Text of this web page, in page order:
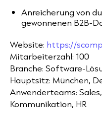
Anreicherung von
gewonnenen B2B-
Website: https://
Mitarbeiterzahl: 100
Branche: Software-
Hauptsitz: München,
Anwenderteams:
Kommunikation, HR